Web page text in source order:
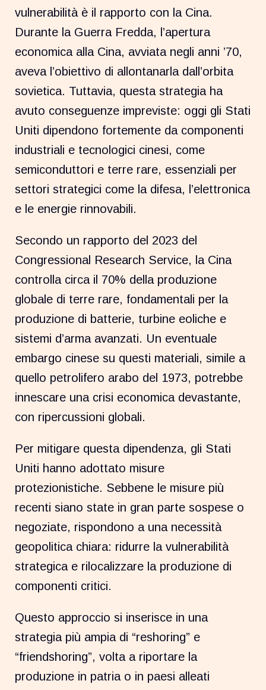
vulnerabilità è il rapporto con la Cina.
Durante la Guerra Fredda, l’apertura
economica alla Cina, avviata negli anni ’70,
aveva l’obiettivo di allontanarla dall’orbita
sovietica. Tuttavia, questa strategia ha
avuto conseguenze impreviste: oggi gli Stati
Uniti dipendono fortemente da componenti
industriali e tecnologici cinesi, come
semiconduttori e terre rare, essenziali per
settori strategici come la difesa, l’elettronica
e le energie rinnovabili.
Secondo un rapporto del 2023 del
Congressional Research Service, la Cina
controlla circa il 70% della produzione
globale di terre rare, fondamentali per la
produzione di batterie, turbine eoliche e
sistemi d’arma avanzati. Un eventuale
embargo cinese su questi materiali, simile a
quello petrolifero arabo del 1973, potrebbe
innescare una crisi economica devastante,
con ripercussioni globali.
Per mitigare questa dipendenza, gli Stati
Uniti hanno adottato misure
protezionistiche. Sebbene le misure più
recenti siano state in gran parte sospese o
negoziate, rispondono a una necessità
geopolitica chiara: ridurre la vulnerabilità
strategica e rilocalizzare la produzione di
componenti critici.
Questo approccio si inserisce in una
strategia più ampia di “reshoring” e
“friendshoring”, volta a riportare la
produzione in patria o in paesi alleati